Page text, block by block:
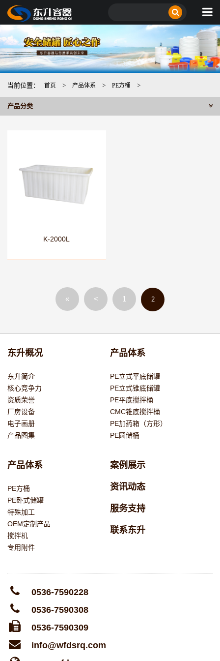
当前位置： 首页 > 产品体系 > PE方桶 >
产品分类
K-2000L
« < 1 2
东升概况
东升简介
核心竞争力
资质荣誉
厂房设备
电子画册
产品图集
产品体系
PE立式平底储罐
PE立式锥底储罐
PE平底搅拌桶
CMC锥底搅拌桶
PE加药箱（方形）
PE圆储桶
产品体系
PE方桶
PE卧式储罐
特殊加工
OEM定制产品
搅拌机
专用附件
案例展示
资讯动态
服务支持
联系东升
0536-7590228
0536-7590308
0536-7590309
info@wfdsrq.com